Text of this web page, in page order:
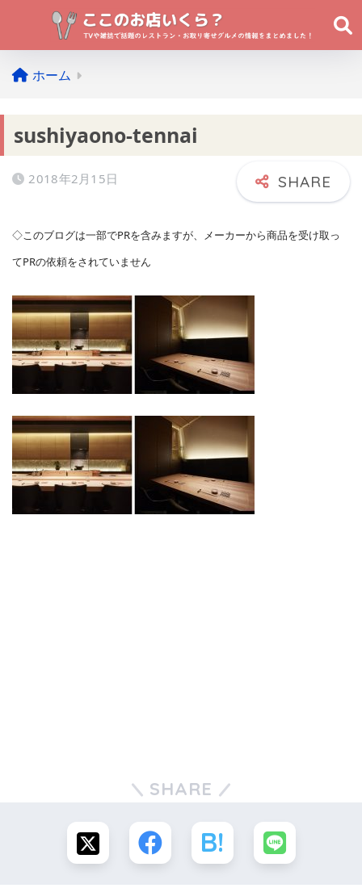
ホーム
sushiyaono-tennai
2018年2月15日
◇このブログは一部でPRを含みますが、メーカーから商品を受け取っ
てPRの依頼をされていません
SHARE